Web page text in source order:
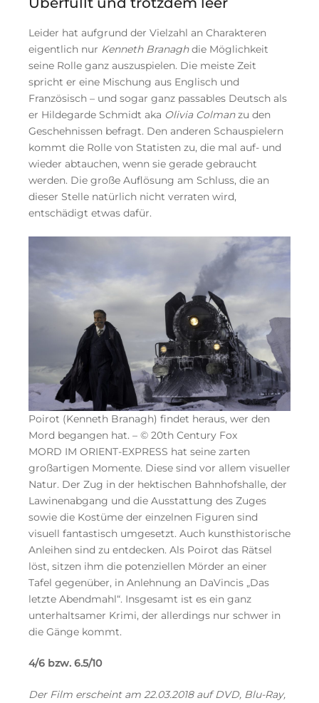
Leider hat aufgrund der Vielzahl an Charakteren
eigentlich nur Kenneth Branaghdie Möglichkeit
seine Rolle ganz auszuspielen. Die meiste Zeit
spricht er eine Mischung aus Englisch und
Französisch – und sogar ganz passables Deutsch als
er Hildegarde Schmidt aka Olivia Colmanzu den
Geschehnissen befragt. Den anderen Schauspielern
kommt die Rolle von Statisten zu, die mal auf- und
wieder abtauchen, wenn sie gerade gebraucht
werden. Die große Auflösung am Schluss, die an
dieser Stelle natürlich nicht verraten wird,
entschädigt etwas dafür.
Poirot (Kenneth Branagh) findet heraus, wer den
Mord begangen hat. – © 20th Century Fox
MORD IM ORIENT-EXPRESS hat seine zarten
großartigen Momente. Diese sind vor allem visueller
Natur. Der Zug in der hektischen Bahnhofshalle, der
Lawinenabgang und die Ausstattung des Zuges
sowie die Kostüme der einzelnen Figuren sind
visuell fantastisch umgesetzt. Auch kunsthistorische
Anleihen sind zu entdecken. Als Poirot das Rätsel
löst, sitzen ihm die potenziellen Mörder an einer
Tafel gegenüber, in Anlehnung an DaVincis „Das
letzte Abendmahl“. Insgesamt ist es ein ganz
unterhaltsamer Krimi, der allerdings nur schwer in
die Gänge kommt.
4/6 bzw. 6.5/10
Der Film erscheint am 22.03.2018 auf DVD, Blu-Ray,